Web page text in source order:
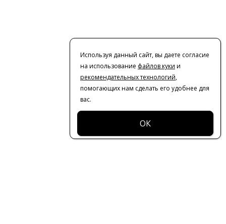
Используя данный сайт, вы даете согласие
на использование файлов куки и
рекомендательных технологий,
помогающих нам сделать его удобнее для
вас.